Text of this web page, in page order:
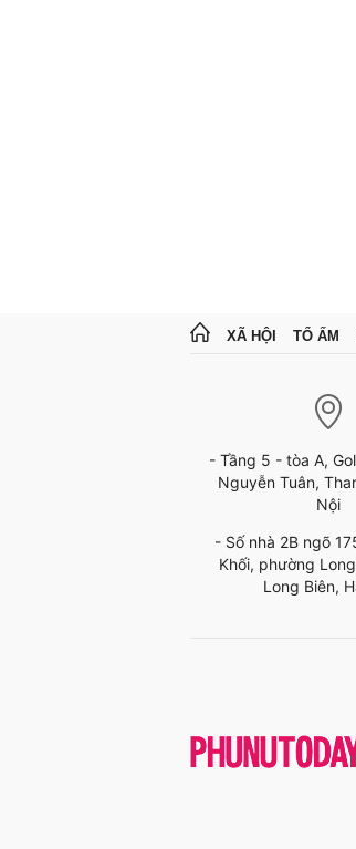
XÃ HỘI TỔ ẤM
- Tầng 5 - tòa A,
Nguyễn Tuân,
Nội
- Số nhà 2B ngõ
Khối, phường
Long Biên,